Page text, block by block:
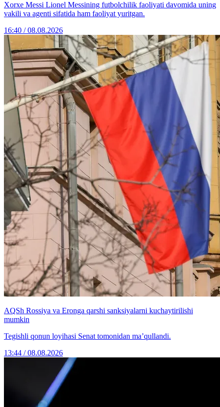
Xorxe Messi Lionel Messining futbolchilik faoliyati davomida uning
vakili va agenti sifatida ham faoliyat yuritgan.
16:40 / 08.08.2026
AQSh Rossiya va Eronga qarshi sanksiyalarni kuchaytirilishi
mumkin
Tegishli qonun loyihasi Senat tomonidan ma’qullandi.
13:44 / 08.08.2026